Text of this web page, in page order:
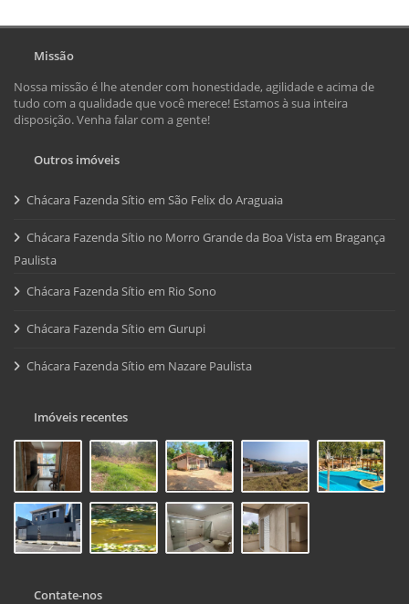
Missão
Nossa missão é lhe atender com honestidade, agilidade e acima de
tudo com a qualidade que você merece! Estamos à sua inteira
disposição. Venha falar com a gente!
Outros imóveis
Chácara Fazenda Sítio em São Felix do Araguaia
Chácara Fazenda Sítio no Morro Grande da Boa Vista em Bragança
Paulista
Chácara Fazenda Sítio em Rio Sono
Chácara Fazenda Sítio em Gurupi
Chácara Fazenda Sítio em Nazare Paulista
Imóveis recentes
Contate-nos